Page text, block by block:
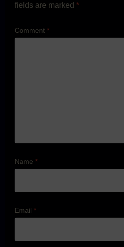
fields are marked *
Comment *
Name *
Email *